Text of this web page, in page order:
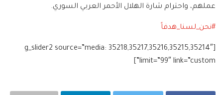
عملهم، واحترام شارة الهلال الأحمر العربي السوري.
#نحن_لسنا_هدفاً
[g_slider2 source=”media: 35218,35217,35216,35215,35214″
limit=”99″ link=”custom”]